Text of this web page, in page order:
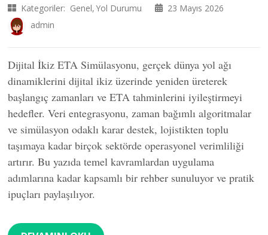
Kategoriler: Genel Yol Durumu
23 Mayıs 2026
admin
Dijital İkiz ETA Simülasyonu, gerçek dünya yol ağı
dinamiklerini dijital ikiz üzerinde yeniden üreterek
başlangıç zamanları ve ETA tahminlerini iyileştirmeyi
hedefler. Veri entegrasyonu, zaman bağımlı algoritmalar
ve simülasyon odaklı karar destek, lojistikten toplu
taşımaya kadar birçok sektörde operasyonel verimliliği
artırır. Bu yazıda temel kavramlardan uygulama
adımlarına kadar kapsamlı bir rehber sunuluyor ve pratik
ipuçları paylaşılıyor.